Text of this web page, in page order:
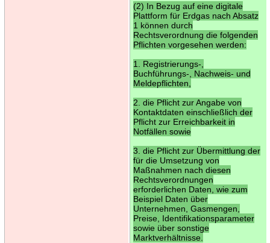
(2) In Bezug auf eine digitale
Plattform für Erdgas nach Absatz
1 können durch
Rechtsverordnung die folgenden
Pflichten vorgesehen werden:
1. Registrierungs-,
Buchführungs-, Nachweis- und
Meldepflichten,
2. die Pflicht zur Angabe von
Kontaktdaten einschließlich der
Pflicht zur Erreichbarkeit in
Notfällen sowie
3. die Pflicht zur Übermittlung der
für die Umsetzung von
Maßnahmen nach diesen
Rechtsverordnungen
erforderlichen Daten, wie zum
Beispiel Daten über
Unternehmen, Gasmengen,
Preise, Identifikationsparameter
sowie über sonstige
Marktverhältnisse.